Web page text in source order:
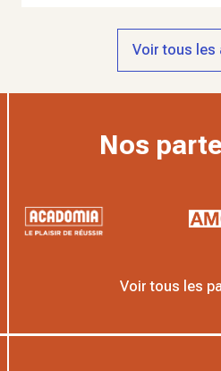
Voir tous les
Nos
Voir tous les